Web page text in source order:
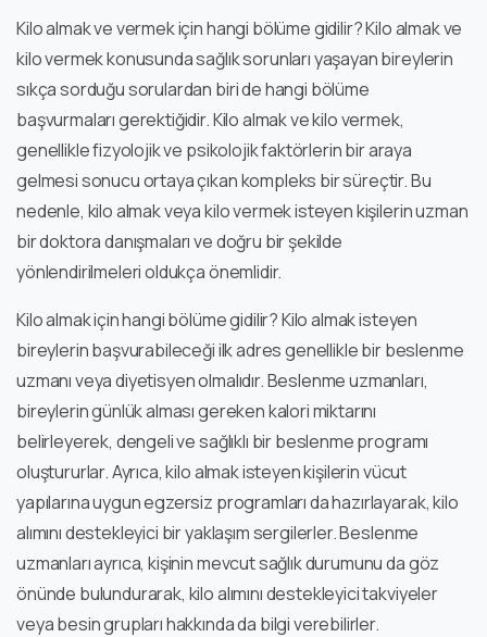
Kilo almak ve vermek için hangi bölüme gidilir? Kilo almak ve
kilo vermek konusunda sağlık sorunları yaşayan bireylerin
sıkça sorduğu sorulardan biri de hangi bölüme
başvurmaları gerektiğidir. Kilo almak ve kilo vermek,
genellikle fizyolojik ve psikolojik faktörlerin bir araya
gelmesi sonucu ortaya çıkan kompleks bir süreçtir. Bu
nedenle, kilo almak veya kilo vermek isteyen kişilerin uzman
bir doktora danışmaları ve doğru bir şekilde
yönlendirilmeleri oldukça önemlidir.
Kilo almak için hangi bölüme gidilir? Kilo almak isteyen
bireylerin başvurabileceği ilk adres genellikle bir beslenme
uzmanı veya diyetisyen olmalıdır. Beslenme uzmanları,
bireylerin günlük alması gereken kalori miktarını
belirleyerek, dengeli ve sağlıklı bir beslenme programı
oluştururlar. Ayrıca, kilo almak isteyen kişilerin vücut
yapılarına uygun egzersiz programları da hazırlayarak, kilo
alımını destekleyici bir yaklaşım sergilerler. Beslenme
uzmanları ayrıca, kişinin mevcut sağlık durumunu da göz
önünde bulundurarak, kilo alımını destekleyici takviyeler
veya besin grupları hakkında da bilgi verebilirler.